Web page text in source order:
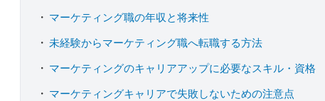
マーケティング職の年収と将来性
未経験からマーケティング職へ転職する方法
マーケティングのキャリアアップに必要なスキル・資格
マーケティングキャリアで失敗しないための注意点